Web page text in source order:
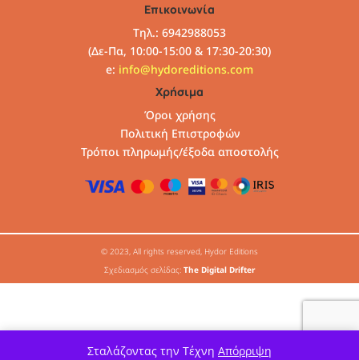
Σταλάζοντας την Τέχνη Απόρριψη
Επικοινωνία
Τηλ.: 6942988053
(Δε-Πα, 10:00-15:00 & 17:30-20:30)
e: info@hydoreditions.com
Χρήσιμα
Όροι χρήσης
Πολιτική Επιστροφών
Τρόποι πληρωμής/έξοδα αποστολής
© 2023, All rights reserved, Hydor Editions
Σχεδιασμός σελίδας: The Digital Drifter